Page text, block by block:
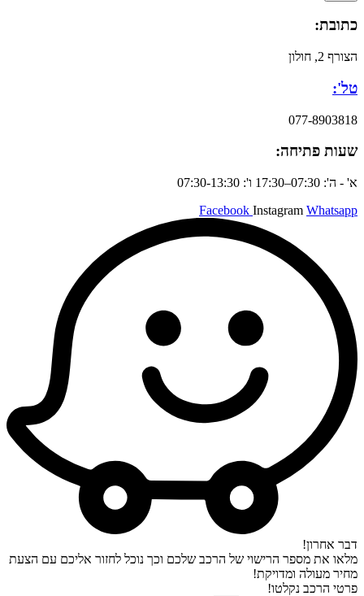
כתובת:
הצורף 2, חולון
טל':
077-8903818
שעות פתיחה:
א' - ה': 07:30–17:30 ו': 07:30-13:30
Facebook Instagram Whatsapp
דבר אחרון!
מלאו את מספר הרישוי של הרכב שלכם וכך נוכל לחזור אליכם עם הצעת
מחיר מעולה ומדויקת!
פרטי הרכב נקלטו!